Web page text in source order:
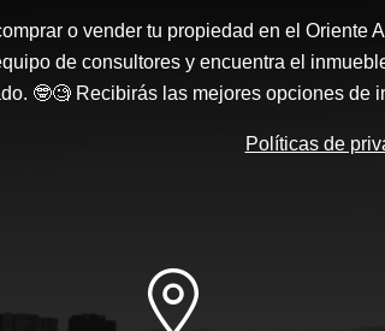
o vender tu propiedad en el Oriente
de consultores y encuentra el
🤓🧐 Recibirás las mejores opciones de
Políticas de